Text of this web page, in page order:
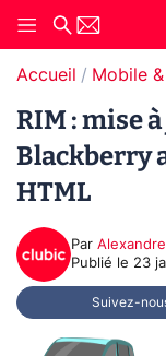
Accueil Mobile
RIM : mise
Blackberry
HTML
Par
Publié le 23
Suivez-